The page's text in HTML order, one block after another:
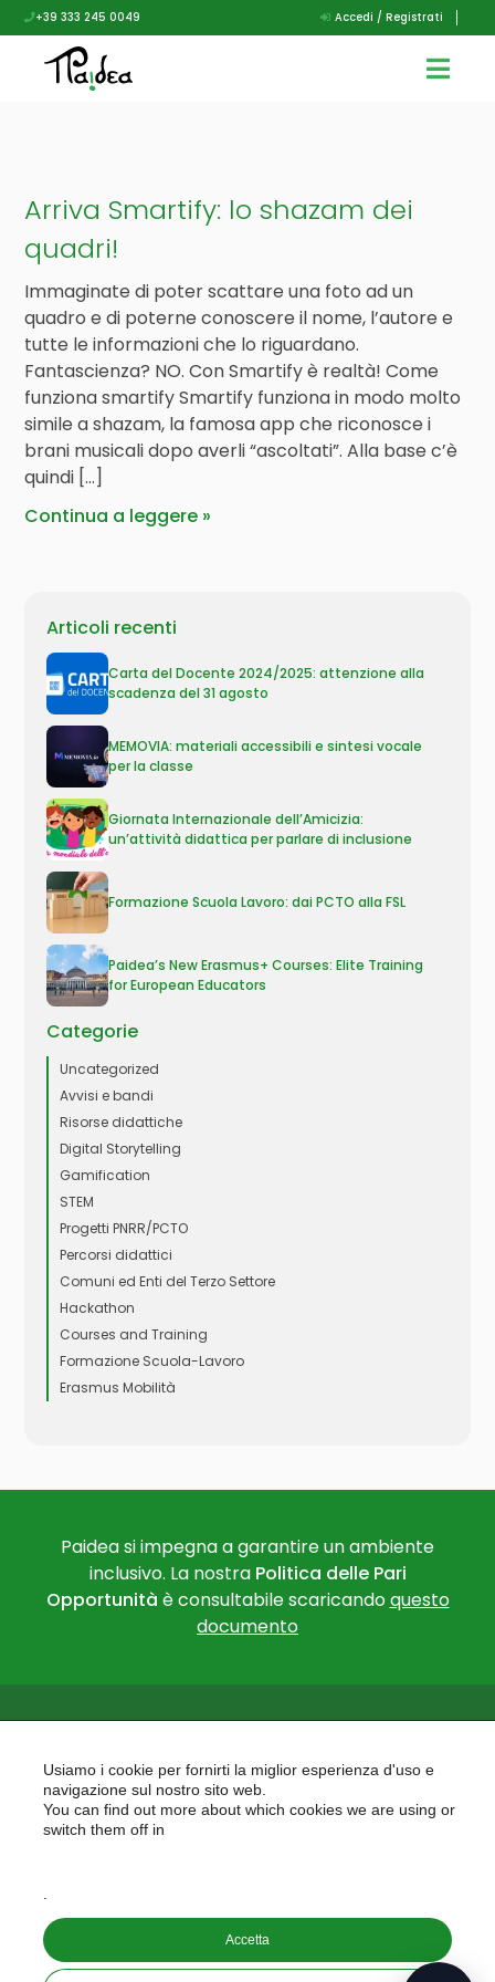
+39 333 245 0049 Accedi / Registrati
Arriva Smartify: lo shazam dei
quadri!
Immaginate di poter scattare una foto ad un
quadro e di poterne conoscere il nome, l’autore e
tutte le informazioni che lo riguardano.
Fantascienza? NO. Con Smartify è realtà! Come
funziona smartify Smartify funziona in modo molto
simile a shazam, la famosa app che riconosce i
brani musicali dopo averli “ascoltati”. Alla base c’è
quindi […]
Continua a leggere
Articoli recenti
Carta del Docente 2024/2025: attenzione alla
scadenza del 31 agosto
MEMOVIA: materiali accessibili e sintesi vocale
per la classe
Giornata Internazionale dell’Amicizia:
un’attività didattica per parlare di inclusione
Formazione Scuola Lavoro: dai PCTO alla FSL
Paidea’s New Erasmus+ Courses: Elite Training
for European Educators
Categorie
Uncategorized
Avvisi e bandi
Risorse didattiche
Digital Storytelling
Gamification
STEM
Progetti PNRR/PCTO
Percorsi didattici
Comuni ed Enti del Terzo Settore
Hackathon
Courses and Training
Formazione Scuola-Lavoro
Erasmus Mobilità
Paidea si impegna a garantire un ambiente
inclusivo. La nostra Politica delle Pari
Opportunità è consultabile scaricandoquesto
documento
PAIDEA
PAIDEA S.A.S. - Capitale sociale 10.000€ i.v.
Usiamo i cookie per fornirti la miglior esperienza d'uso e
navigazione sul nostro sito web.
You can find out more about which cookies we are using or
switch them off in
Accetta